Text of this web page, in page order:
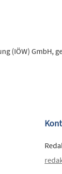
(IÖW) GmbH,